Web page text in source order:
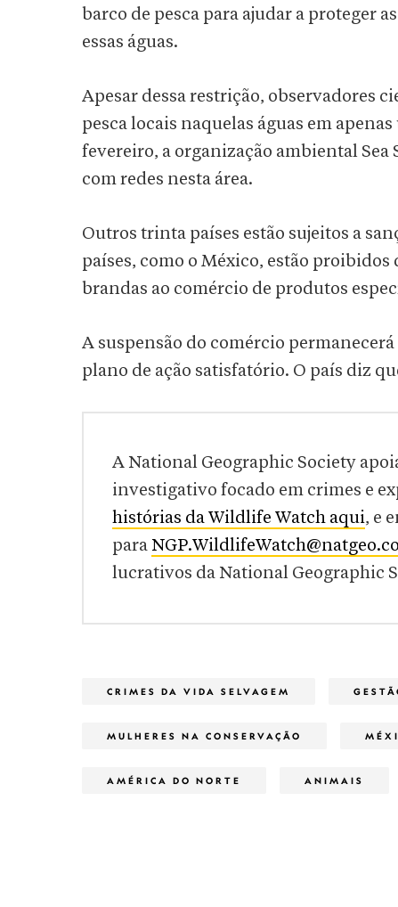
barco de pesca para ajudar a proteger
essas águas.
Apesar dessa restrição, observadores
pesca locais naquelas águas em
fevereiro, a organização ambiental Sea
com redes nesta área.
Outros trinta países estão sujeitos a
países, como o México, estão
brandas ao comércio de produtos
A suspensão do comércio
plano de ação satisfatório. O país diz
A National Geographic Society
investigativo focado em crimes e
histórias da Wildlife Watch aqui, e
para
lucrativos da National Geographic
CRIMES DA VIDA SELVAGEM
MULHERES NA CONSERVAÇÃO
AMÉRICA DO NORTE ANIMAIS